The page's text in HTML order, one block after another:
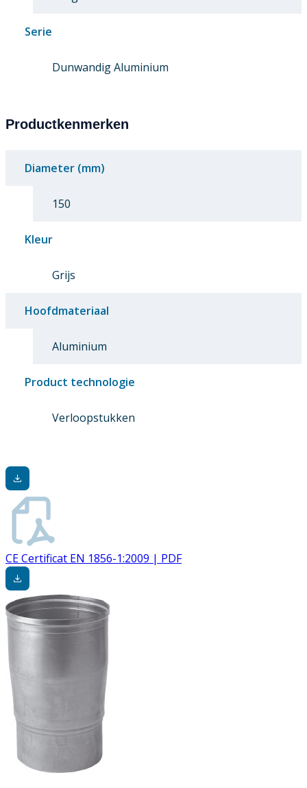
Serie
Dunwandig Aluminium
Productkenmerken
Diameter (mm)
150
Kleur
Grijs
Hoofdmateriaal
Aluminium
Product technologie
Verloopstukken
CE Certificat EN 1856-1:2009 | PDF